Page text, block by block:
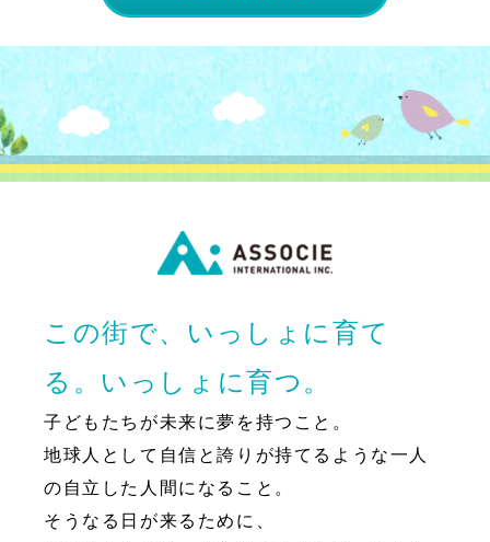
この街で、いっしょに育て
る。いっしょに育つ。
子どもたちが未来に夢を持つこと。
地球人として自信と誇りが持てるような一人
の自立した人間になること。
そうなる日が来るために、